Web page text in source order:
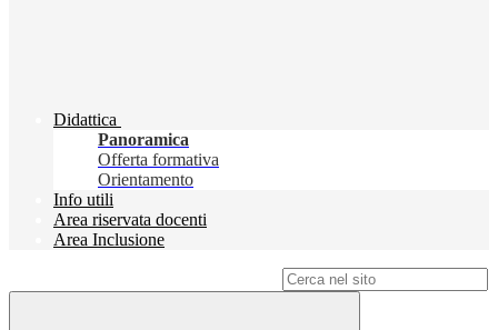
Didattica
Panoramica
Offerta formativa
Orientamento
Info utili
Area riservata docenti
Area Inclusione